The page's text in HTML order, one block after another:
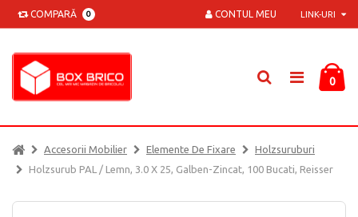
COMPARĂ 0 LINK-URI
CONTUL MEU
0
Accesorii Mobilier Elemente De Fixare
Holzsuruburi
Holzsurub PAL / Lemn, 3.0 X 25, Galben-Zincat, 100 Bucati, Reisser